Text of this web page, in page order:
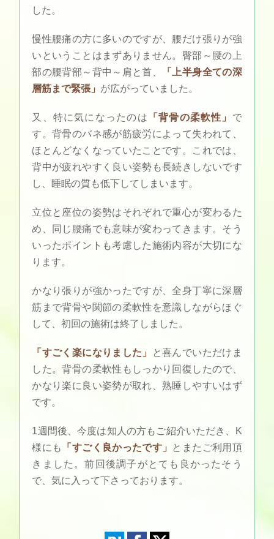
した。
慢性腰痛の方に多いのですが、腰だけ張りが強
いということはまずありません。臀部～腰の上
部の腰背部～背中～肩と首、
「上半身全ての深
層筋まで緊張」 が広がっていました。
又、特に気になったのは 「背骨の柔軟性」 で
す。背骨のバネ感が筋疲労によって失われて、
ほとんどなくなっていたことです。これでは、
背中が疲れやすく良い姿勢も長続きしないです
し、睡眠の質も低下してしまいます。
立位と座位の姿勢はそれぞれで重心が変わるた
め、同じ腰痛でも意味が変わってきます。そう
いったポイントも考慮した施術内容が大切にな
ります。
かなり張りが強かったですが、全身丁寧に深層
筋まで背骨や関節の柔軟性を意識しながらほぐ
して、初回の施術は終了しました。
「すごく楽になりました」
と喜んでいただけま
した。背骨の柔軟性もしっかり回復したので、
かなり楽に良い姿勢が取れ、熟睡しやすいはず
です。
1週間後、今度は知人の方もご紹介いただき、K
様にも
「すごく良かったです」
とまたご利用頂
きました。前回後調子がとても良かったそう
で、気に入って下さっております。